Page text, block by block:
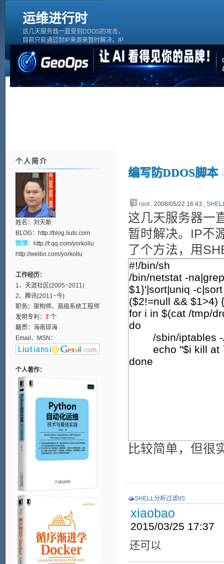
运维进行时
这几天服务器一直受到DDOS的攻击，
目前只能通过封IP来源来暂时解决。IP
不源变化多端，光靠手工来添加简直是
恶梦，想了个方法，用SHELL来做。
[codes=c]#!/bin/sh/bin/netstat -na|grep
ESTABLISHED|awk '{print $5}'|awk
编写防DDOS脚本
root, 2008/05/22 16:43 ,
这几天服务器一
暂时解决。IP不
了个方法，用
比较简单，但很
SHELL分析过滤IIS
xiaobao
2015/03/25 17:37
还可以
个人简介
姓名：刘天斯
BLOG： http://blog.liuts.com
微博： http://t.qq.com/yorkoliu
http://weibo.com/yorkoliu
工作经历：
1、天涯社区(2005~2011)
2、腾讯(2011~今)
职务：架构师、高级系统工程师
发明专利： 7个
籍贯：海南琼海
Email、MSN：
个人著作：